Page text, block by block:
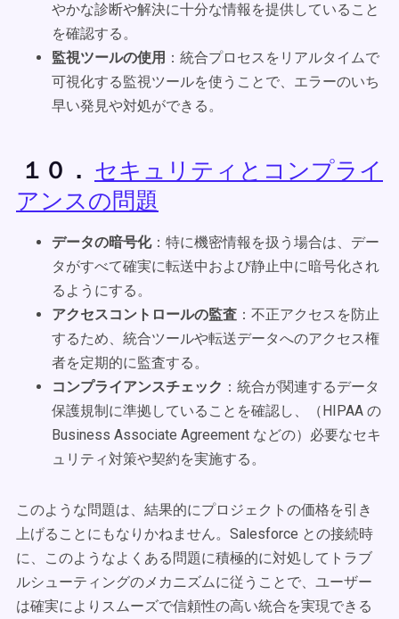
やかな診断や解決に十分な情報を提供していること
を確認する。
監視ツールの使用 ：統合プロセスをリアルタイムで
可視化する監視ツールを使うことで、エラーのいち
早い発見や対処ができる。
１０． セキュリティとコンプライ
アンスの問題
データの暗号化：特に機密情報を扱う場合は、デー
タがすべて確実に転送中および静止中に暗号化され
るようにする。
アクセスコントロールの監査 ：不正アクセスを防止
するため、統合ツールや転送データへのアクセス権
者を定期的に監査する。
コンプライアンスチェック ：統合が関連するデータ
保護規制に準拠していることを確認し、（HIPAA の
Business Associate Agreement などの）必要なセキ
ュリティ対策や契約を実施する。
このような問題は、結果的にプロジェクトの価格を引き
上げることにもなりかねません。Salesforce との接続時
に、このようなよくある問題に積極的に対処してトラブ
ルシューティングのメカニズムに従うことで、ユーザー
は確実によりスムーズで信頼性の高い統合を実現できる